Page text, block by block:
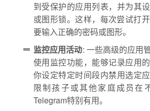
到受保护的应用列表，并为其
或图形锁。这样，每次尝试打
要输入正确的密码或图形。
监控应用活动: 一些高级的应用
使用监控功能，能够记录应用
你设定特定时间段内禁用选定
限制孩子或其他家庭成员在
Telegram特别有用。